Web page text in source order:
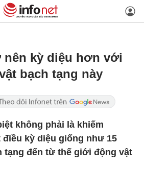
nên kỳ diệu hơn với
bạch tạng này
không phải là khiếm
điều kỳ diệu giống như 15
tạng đến từ thế giới động vật